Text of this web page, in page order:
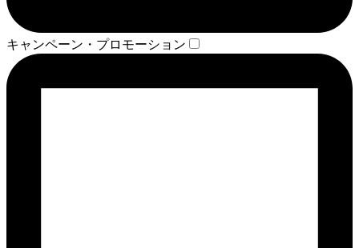
キャンペーン・プロモーション